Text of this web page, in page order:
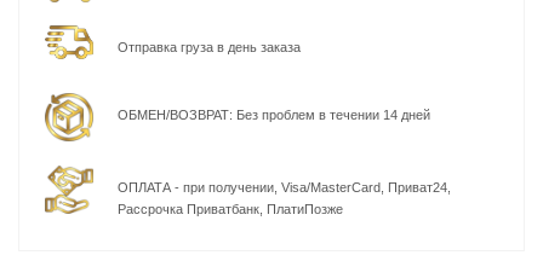
Отправка груза в день заказа
ОБМЕН/ВОЗВРАТ: Без проблем в течении 14 дней
ОПЛАТА - при получении, Visa/MasterCard, Приват24,
Рассрочка Приватбанк, ПлатиПозже